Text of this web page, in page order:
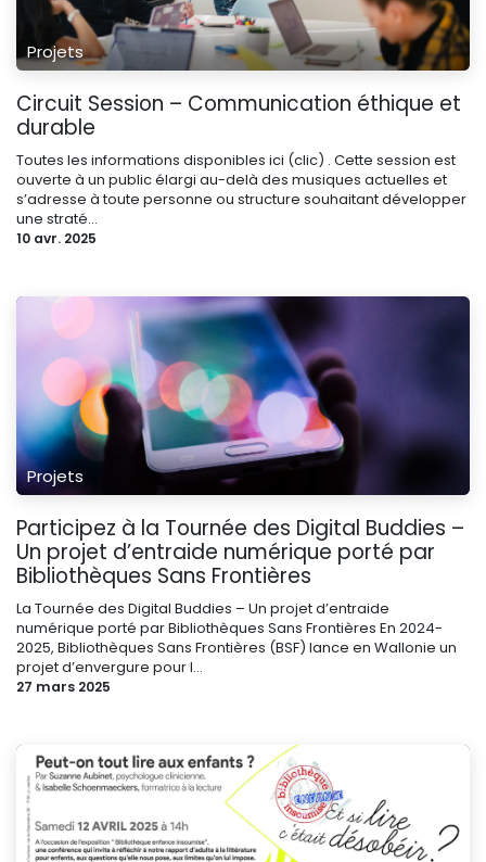
Projets
Circuit Session – Communication éthique et
durable
Toutes les informations disponibles ici (clic) . Cette session est
ouverte à un public élargi au-delà des musiques actuelles et
s’adresse à toute personne ou structure souhaitant développer
une straté...
10 avr. 2025
Projets
Participez à la Tournée des Digital Buddies –
Un projet d’entraide numérique porté par
Bibliothèques Sans Frontières
La Tournée des Digital Buddies – Un projet d’entraide
numérique porté par Bibliothèques Sans Frontières En 2024-
2025, Bibliothèques Sans Frontières (BSF) lance en Wallonie un
projet d’envergure pour l...
27 mars 2025